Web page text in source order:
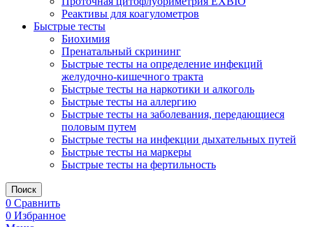
Реактивы для коагулометров
Быстрые тесты
Биохимия
Пренатальный скрининг
Быстрые тесты на определение инфекций
желудочно-кишечного тракта
Быстрые тесты на наркотики и алкоголь
Быстрые тесты на аллергию
Быстрые тесты на заболевания, передающиеся
половым путем
Быстрые тесты на инфекции дыхательных путей
Быстрые тесты на маркеры
Быстрые тесты на фертильность
Поиск
0 Сравнить
0 Избранное